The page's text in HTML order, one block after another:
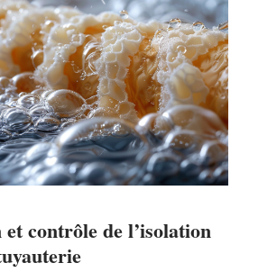
contrôle de l’isolation